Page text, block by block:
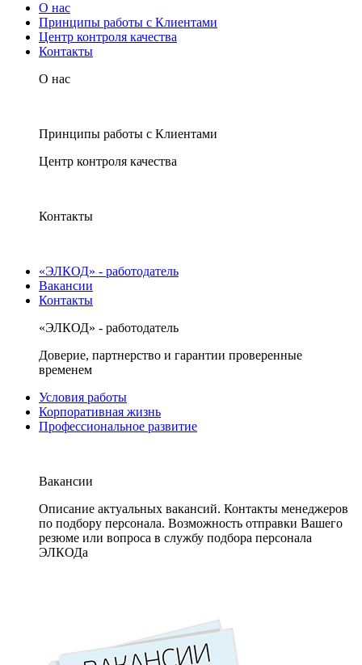
О нас
Принципы работы с Клиентами
Центр контроля качества
Контакты
О нас
Принципы работы с Клиентами
Центр контроля качества
Контакты
«ЭЛКОД» - работодатель
Вакансии
Контакты
«ЭЛКОД» - работодатель
Доверие, партнерство и гарантии проверенные
временем
Условия работы
Корпоративная жизнь
Профессиональное развитие
Вакансии
Описание актуальных вакансий. Контакты менеджеров
по подбору персонала. Возможность отправки Вашего
резюме или вопроса в службу подбора персонала
ЭЛКОДа